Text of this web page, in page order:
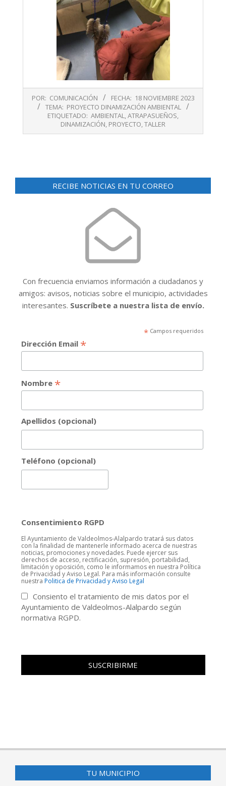
11-
POR: COMUNICACIÓN FECHA: 18 NOVIEMBRE 2023
TEMA: PROYECTO DINAMIZACIÓN AMBIENTAL
ETIQUETADO: AMBIENTAL,ATRAPASUEÑOS,
DINAMIZACIÓN, PROYECTO,TALLER
RECIBE NOTICIAS EN TU CORREO
Con frecuencia enviamos información a ciudadanos y
amigos: avisos, noticias sobre el municipio, actividades
interesantes. Suscríbete a nuestra lista de envío.
*Campos requeridos
Dirección Email *
Nombre *
Apellidos (opcional)
Teléfono (opcional)
Consentimiento RGPD
El Ayuntamiento de Valdeolmos-Alalpardo tratará sus datos
con la finalidad de mantenerle informado acerca de nuestras
noticias, promociones y novedades. Puede ejercer sus
derechos de acceso, rectificación, supresión, portabilidad,
limitación y oposición, como le informamos en nuestra Política
de Privacidad y Aviso Legal. Para más información consulte
nuestra Politica de Privacidad y Aviso Legal
Consiento el tratamiento de mis datos por el
Ayuntamiento de Valdeolmos-Alalpardo según
normativa RGPD.
TU MUNICIPIO